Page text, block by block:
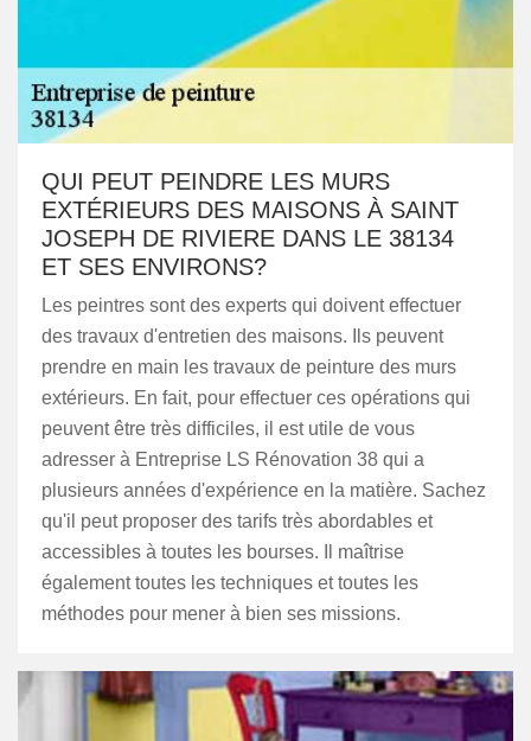
QUI PEUT PEINDRE LES MURS
EXTÉRIEURS DES MAISONS À SAINT
JOSEPH DE RIVIERE DANS LE 38134
ET SES ENVIRONS?
Les peintres sont des experts qui doivent effectuer
des travaux d'entretien des maisons. Ils peuvent
prendre en main les travaux de peinture des murs
extérieurs. En fait, pour effectuer ces opérations qui
peuvent être très difficiles, il est utile de vous
adresser à Entreprise LS Rénovation 38 qui a
plusieurs années d'expérience en la matière. Sachez
qu'il peut proposer des tarifs très abordables et
accessibles à toutes les bourses. Il maîtrise
également toutes les techniques et toutes les
méthodes pour mener à bien ses missions.